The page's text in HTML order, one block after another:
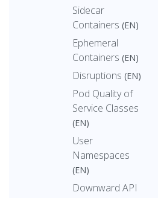
Sidecar
Containers (EN)
Ephemeral
Containers (EN)
Disruptions (EN)
Pod Quality of
Service Classes
(EN)
User
Namespaces
(EN)
Downward API